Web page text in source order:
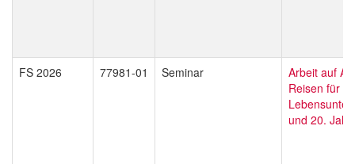
FS 2026 77981-01 Seminar
Arbeit auf
Reisen für
und 20.